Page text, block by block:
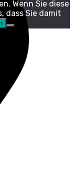
Wenn Sie diese
dass Sie damit